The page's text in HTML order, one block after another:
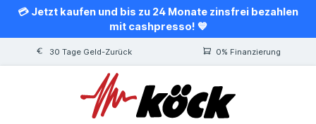
springen
💳 Jetzt kaufen und bis zu 24 Monate zinsfrei bezahlen
mit cashpresso! 💙
30 Tage Geld-Zurück 0% Finanzierung